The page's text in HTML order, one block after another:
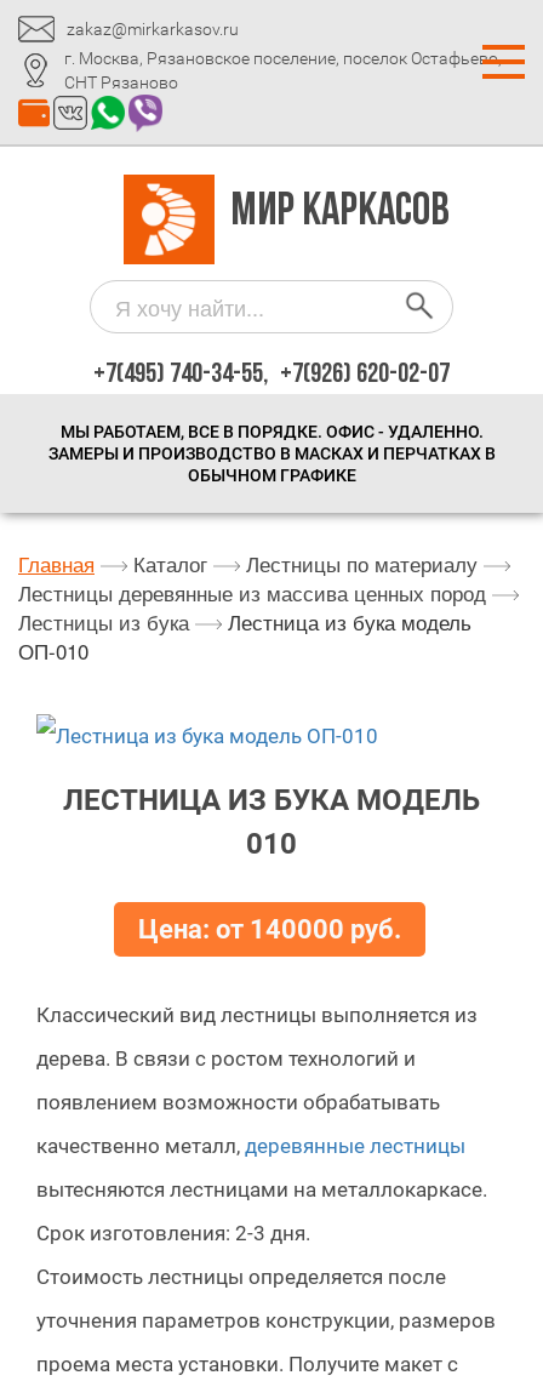
zakaz@mirkarkasov.ru
г. Москва, Рязановское поселение, поселок Остафьево,
СНТ Рязаново
МИР КАРКАСОВ
+7(495) 740-34-55, +7(926) 620-02-07
МЫ РАБОТАЕМ, ВСЕ В ПОРЯДКЕ. ОФИС - УДАЛЕННО.
ЗАМЕРЫ И ПРОИЗВОДСТВО В МАСКАХ И ПЕРЧАТКАХ В
ОБЫЧНОМ ГРАФИКЕ
Главная Каталог
Лестницы по материалу
Лестницы деревянные из массива ценных пород
Лестницы из бука
Лестница из бука модель
ОП-010
ЛЕСТНИЦА ИЗ БУКА МОДЕЛЬ
010
Цена: от 140000 руб.
Классический вид лестницы выполняется из
дерева. В связи с ростом технологий и
появлением возможности обрабатывать
качественно металл, деревянные лестницы
вытесняются лестницами на металлокаркасе.
Срок изготовления: 2-3 дня.
Стоимость лестницы определяется после
уточнения параметров конструкции, размеров
проема места установки. Получите макет с